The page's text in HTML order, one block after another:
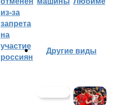
из-за
запрета
на
участие
россиян
Другие виды